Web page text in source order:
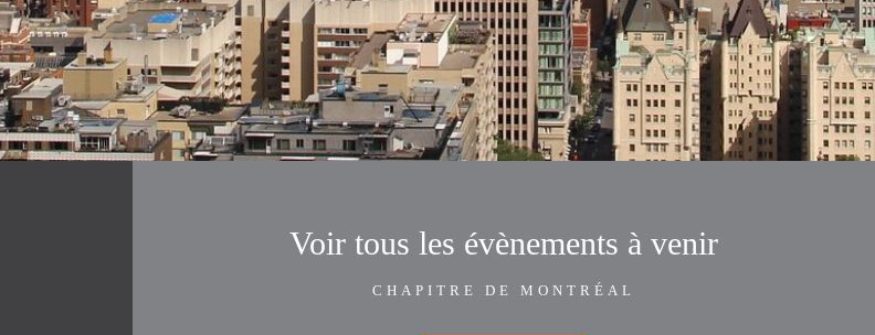
Voir tous les évènements à venir
CHAPITRE DE MONTRÉAL